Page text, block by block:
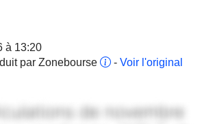
à 13:20
par Zonebourse
- Voir l'original